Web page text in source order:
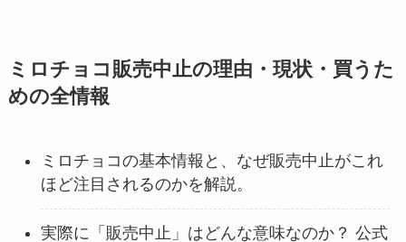
ミロチョコ販売中止の理由・現状・買うた
めの全情報
ミロチョコの基本情報と、なぜ販売中止がこれ
ほど注目されるのかを解説。
実際に「販売中止」はどんな意味なのか？ 公式